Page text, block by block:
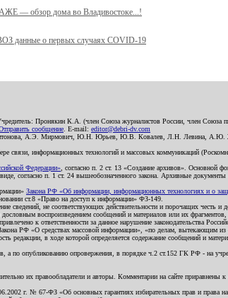
— обзор дома во Владивостоке...!
данные о первых случаях COVID-19
Пронякин К.А. (член Союза журналистов России, член
сообщение . E-mail: editor@debri-dv.com
А.Э. Мирмович, Ю.Н. Юрьев, Ю.В. Ковалев, Л.Н. Левина,
связи, информационных технологий и массовых коммуникаций
Федерации» , согласно п. 2 ст. 13 «Создание архивов». Основной
согласно п. 1 ст. 24 вышеобозначенного закона. Архивные документы
Закона РФ «Об информации, информационных технологиях и о
ст.8 «Право на доступ к информации» ФЗ-149.
сведений, не соответствующих действительности и порочащих честь
воспроизведением сообщений и материалов или их
к ответственности за данное нарушение законодательства
РФ «О средствах массовой информации», «по делам, вытекающим из
редакции, в ходе которой определяется содержание сообщений и
опубликованию опровержения, в порядке ч.2 ст.152 ГК РФ - на
их правообладатели и авторы. Комментарии на сайте
г. № 67-ФЗ «Об основных гарантиях избирательных прав и права